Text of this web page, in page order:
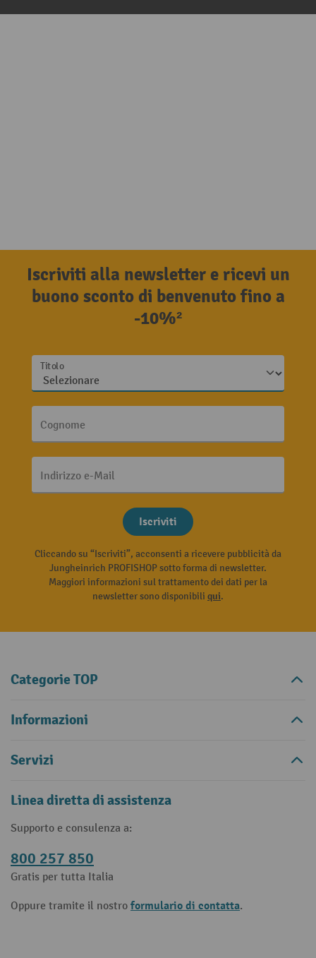
Iscriviti alla newsletter e ricevi un
buono sconto di benvenuto fino a
-10%²
Titolo
Cognome
Indirizzo e-Mail
Iscriviti
Cliccando su “Iscriviti”, acconsenti a ricevere pubblicità da
Jungheinrich PROFISHOP sotto forma di newsletter.
Maggiori informazioni sul trattamento dei dati per la
newsletter sono disponibili qui.
Categorie TOP
Informazioni
Servizi
Linea diretta di assistenza
Supporto e consulenza a:
800 257 850
Gratis per tutta Italia
Oppure tramite il nostro formulario di contatta.